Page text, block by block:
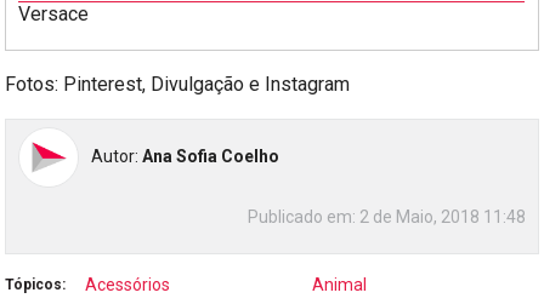
Versace
Fotos: Pinterest, Divulgação e Instagram
Autor:Ana Sofia Coelho
Publicado em: 2 de Maio, 2018 11:48
Tópicos: Acessórios Animal